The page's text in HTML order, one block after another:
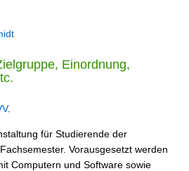
Einordnung,
.
für Studierende der
Vorausgesetzt werden
Computern und Software sowie